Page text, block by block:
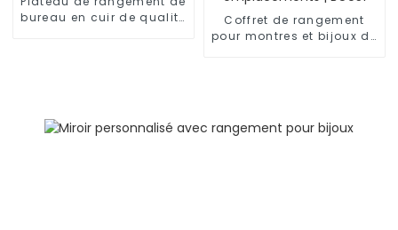
bureau en cuir de qualité
Coffret de rangement
pour montres et bijoux de